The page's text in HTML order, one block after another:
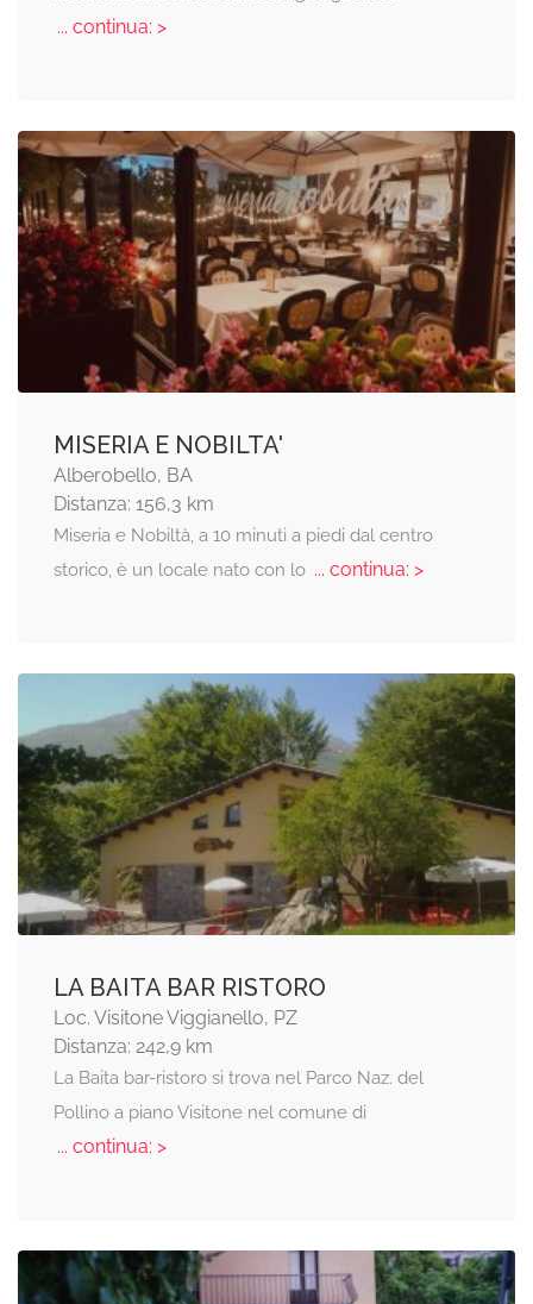
... continua: >
MISERIA E NOBILTA'
Alberobello, BA
Distanza: 156,3 km
Miseria e Nobiltà, a 10 minuti a piedi dal centro
storico, è un locale nato con lo... continua: >
LA BAITA BAR RISTORO
Loc. Visitone Viggianello, PZ
Distanza: 242,9 km
La Baita bar-ristoro si trova nel Parco Naz. del
Pollino a piano Visitone nel comune di
... continua: >